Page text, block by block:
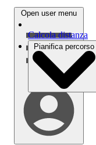
Open user menu
Calcola distanza
Pianifica percorso